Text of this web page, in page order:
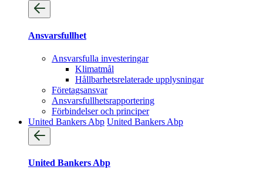
Ansvarsfullhet
Ansvarsfulla investeringar
Klimatmål
Hållbarhetsrelaterade upplysningar
Företagsansvar
Ansvarsfullhets­rapportering
Förbindelser och principer
United Bankers Abp United Bankers Abp
United Bankers Abp